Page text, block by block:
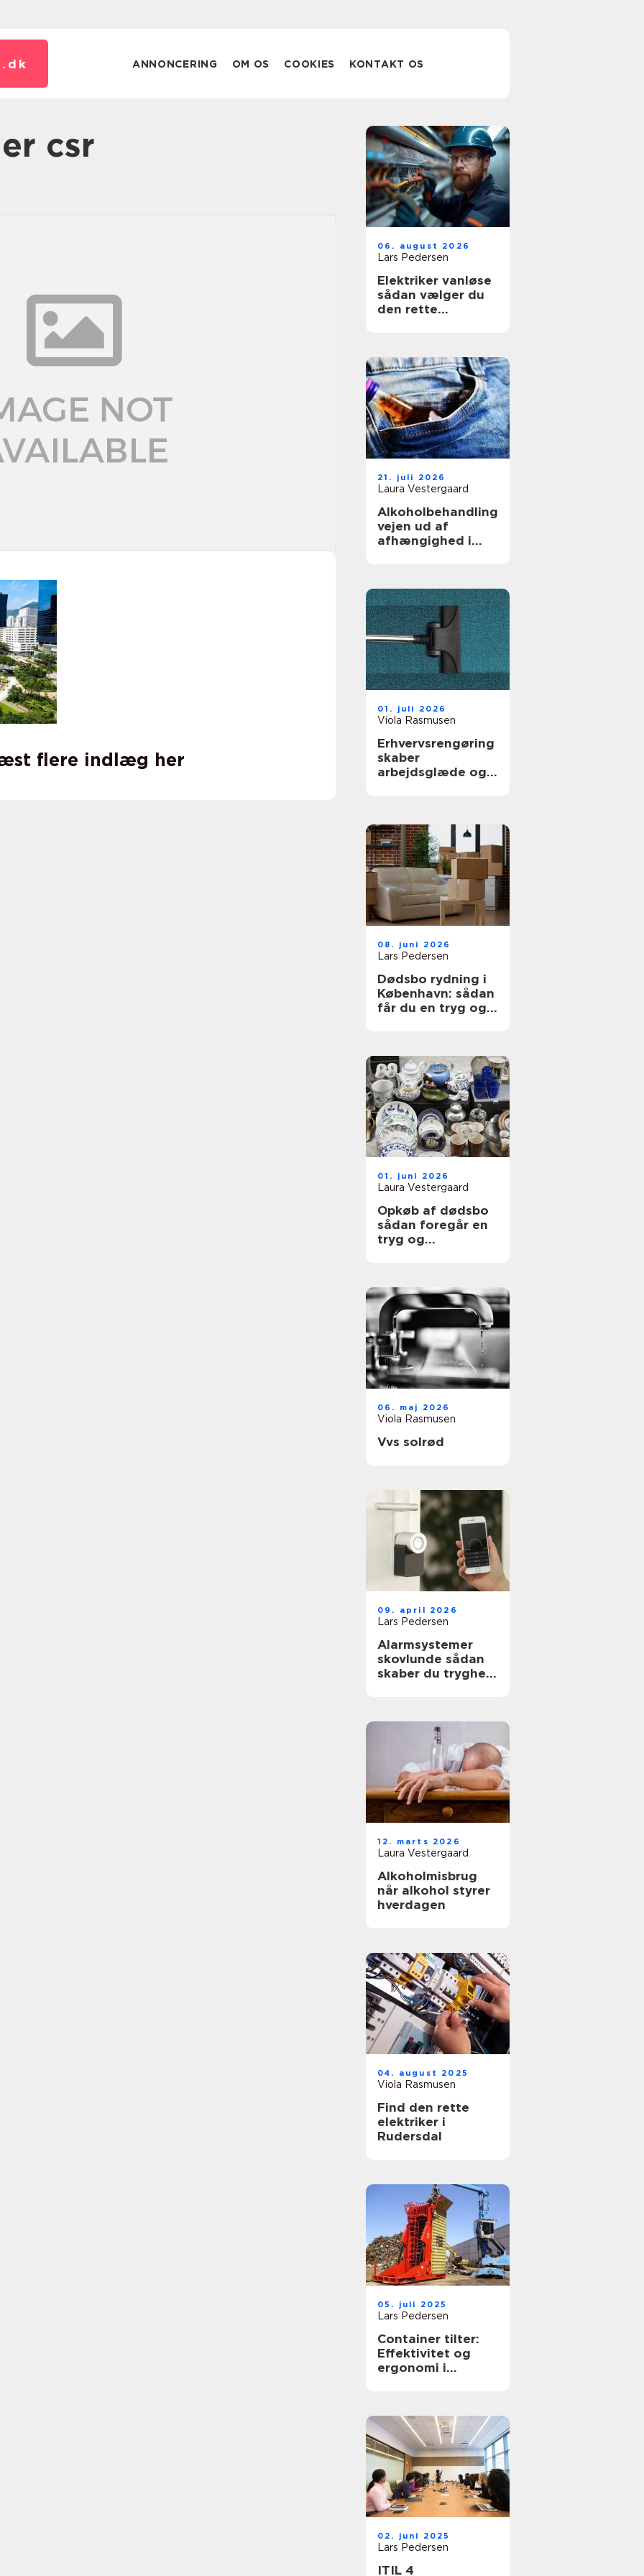
dk ANNONCERING OM OS COOKIES KONTAKT OS
csr
flere indlæg her
06. august 2026
Lars Pedersen
Elektriker vanløse
sådan vælger du
den rette
21. juli 2026
Laura Vestergaard
Alkoholbehandling
vejen ud af
afhængighed i
01. juli 2026
Viola Rasmusen
Erhvervsrengøring
skaber
arbejdsglæde og
08. juni 2026
Lars Pedersen
Dødsbo rydning i
København: sådan
får du en tryg og
01. juni 2026
Laura Vestergaard
Opkøb af dødsbo
sådan foregår en
tryg og
06. maj 2026
Viola Rasmusen
Vvs solrød
09. april 2026
Lars Pedersen
Alarmsystemer
skovlunde sådan
skaber du tryghed
12. marts 2026
Laura Vestergaard
Alkoholmisbrug
når alkohol styrer
hverdagen
04. august 2025
Viola Rasmusen
Find den rette
elektriker i
Rudersdal
05. juli 2025
Lars Pedersen
Container tilter:
Effektivitet og
ergonomi i
02. juni 2025
Lars Pedersen
ITIL 4